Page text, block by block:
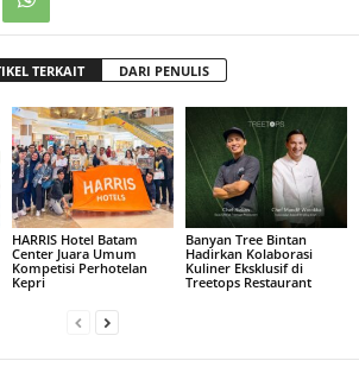
TERKAIT DARI PENULIS
HARRIS Hotel Batam
Center Juara Umum
Kompetisi Perhotelan
Kepri
Banyan Tree Bintan
Hadirkan Kolaborasi
Kuliner Eksklusif di
Treetops Restaurant